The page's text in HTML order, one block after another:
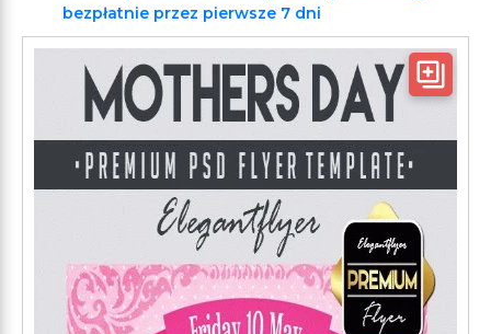
bezpłatnie przez pierwsze 7 dni